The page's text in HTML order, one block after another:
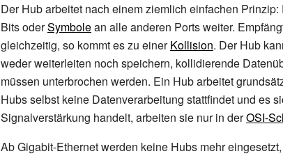
Der Hub arbeitet nach einem ziemlich einfachen
Bits oderSymbolean alle anderen Ports weiter.
gleichzeitig, so kommt es zu einerKollision. Der Hub
weder weiterleiten noch speichern, kollidierende
müssen unterbrochen werden. Ein Hub arbeitet
Hubs selbst keine Datenverarbeitung stattfindet und es
Signalverstärkung handelt, arbeiten sie nur in derOSI-
Ab Gigabit-Ethernet werden keine Hubs mehr